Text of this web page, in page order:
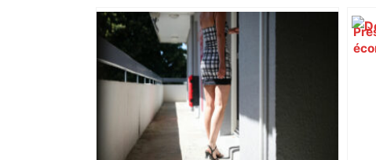
Bilan du marché du logement neuf :
une lueur d'espoir pour l'immobilier à
Toulouse ? – Actu.fr